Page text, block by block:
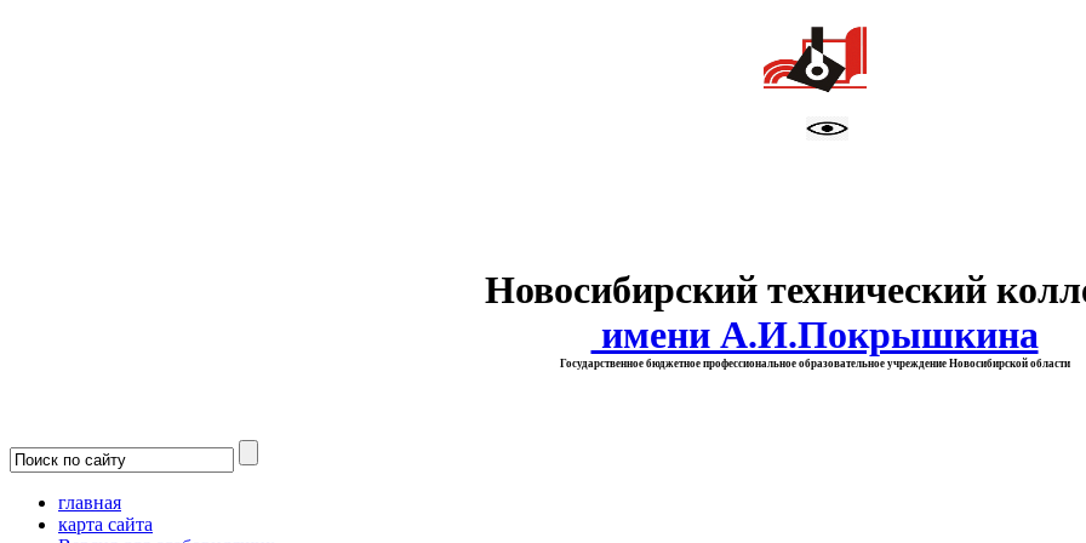
Новосибирский технический
имени А.И.Покрышкина
Государственное бюджетное профессиональное образовательное учреждение Новосибирской области
главная
карта сайта